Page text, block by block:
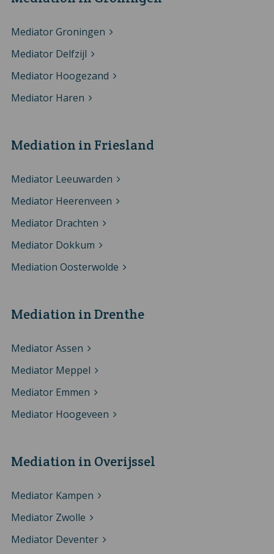
Mediator Groningen
Mediator Delfzijl
Mediator Hoogezand
Mediator Haren
Mediation in Friesland
Mediator Leeuwarden
Mediator Heerenveen
Mediator Drachten
Mediator Dokkum
Mediation Oosterwolde
Mediation in Drenthe
Mediator Assen
Mediator Meppel
Mediator Emmen
Mediator Hoogeveen
Mediation in Overijssel
Mediator Kampen
Mediator Zwolle
Mediator Deventer